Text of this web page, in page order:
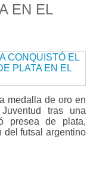
EN EL
medalla de oro en
tras una
presea de plata,
del futsal argentino